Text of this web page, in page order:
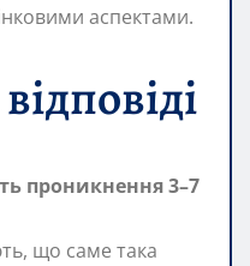
аспектами.
проникнення 3–7
що саме така